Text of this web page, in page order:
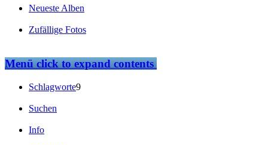
Neueste Alben
Zufällige Fotos
Menüclick to expand contents
Schlagworte9
Suchen
Info